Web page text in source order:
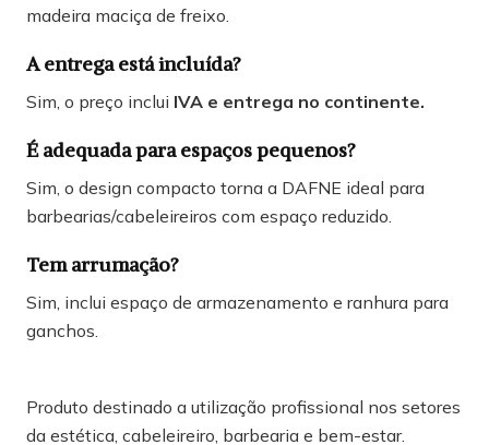
madeira maciça de freixo.
A entrega está incluída?
Sim, o preço inclui IVA e entrega no continente.
É adequada para espaços pequenos?
Sim, o design compacto torna a DAFNE ideal para
barbearias/cabeleireiros com espaço reduzido.
Tem arrumação?
Sim, inclui espaço de armazenamento e ranhura para
ganchos.
Produto destinado a utilização profissional nos setores
da estética, cabeleireiro, barbearia e bem-estar.